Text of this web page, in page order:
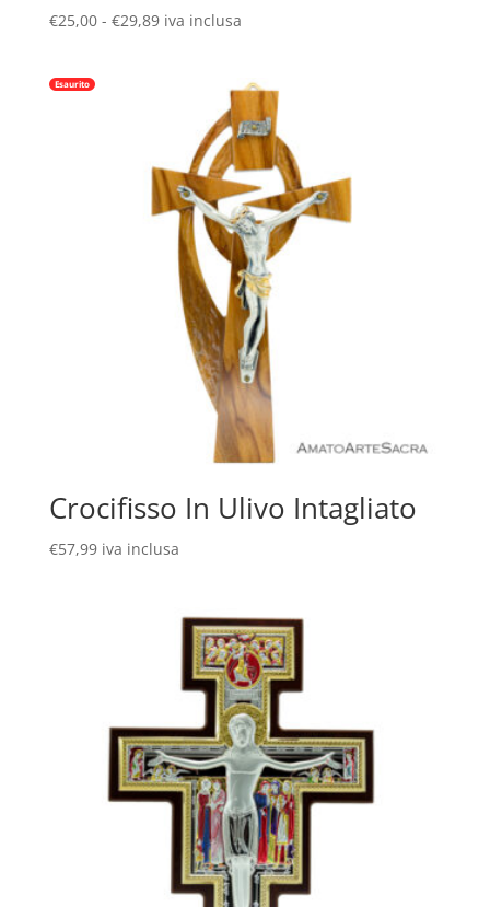
€25,00 - €29,89Fascia
€29,89
iva inclusa
Esaurito
Crocifisso In Ulivo Intagliato
€57,99 iva inclusa